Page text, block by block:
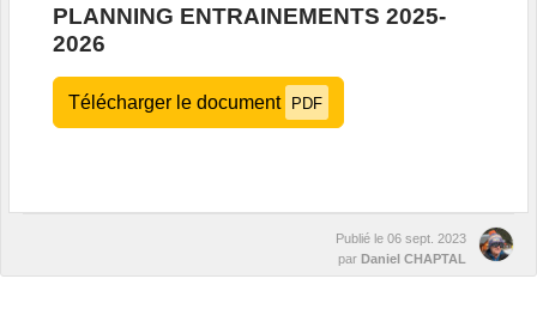
PLANNING ENTRAINEMENTS 2025-
2026
Télécharger le document PDF
Publié le 06 sept. 2023
par Daniel CHAPTAL